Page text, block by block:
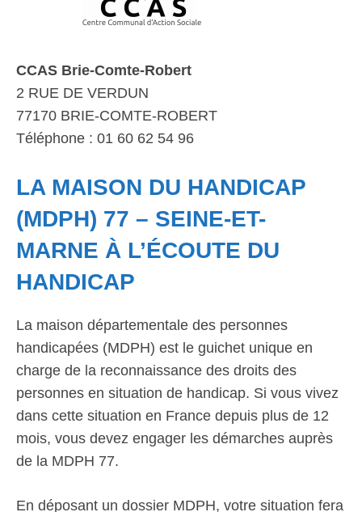
CCAS Brie-Comte-Robert
2 RUE DE VERDUN
77170 BRIE-COMTE-ROBERT
Téléphone : 01 60 62 54 96
LA MAISON DU HANDICAP
(MDPH) 77 – SEINE-ET-
MARNE À L’ÉCOUTE DU
HANDICAP
La maison départementale des personnes
handicapées (MDPH) est le guichet unique en
charge de la reconnaissance des droits des
personnes en situation de handicap. Si vous vivez
dans cette situation en France depuis plus de 12
mois, vous devez engager les démarches auprès
de la MDPH 77.
En déposant un dossier MDPH, votre situation fera